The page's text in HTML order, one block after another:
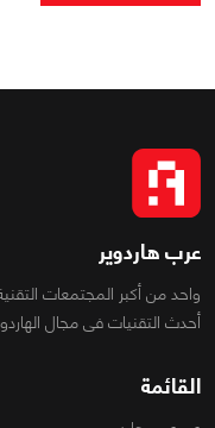
عرب هاردوير
واحد من أكبر المجتمعات
أحدث التقنيات فى مجال
القائمة